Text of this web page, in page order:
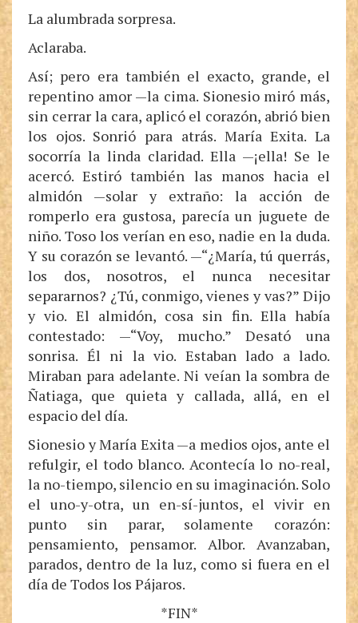
La alumbrada sorpresa.
Aclaraba.
Así; pero era también el exacto, grande, el
repentino amor —la cima. Sionesio miró más,
sin cerrar la cara, aplicó el corazón, abrió bien
los ojos. Sonrió para atrás. María Exita. La
socorría la linda claridad. Ella —¡ella! Se le
acercó. Estiró también las manos hacia el
almidón —solar y extraño: la acción de
romperlo era gustosa, parecía un juguete de
niño. Toso los verían en eso, nadie en la duda.
Y su corazón se levantó. —“¿María, tú querrás,
los dos, nosotros, el nunca necesitar
separarnos? ¿Tú, conmigo, vienes y vas?” Dijo
y vio. El almidón, cosa sin fin. Ella había
contestado: —“Voy, mucho.” Desató una
sonrisa. Él ni la vio. Estaban lado a lado.
Miraban para adelante. Ni veían la sombra de
Ñatiaga, que quieta y callada, allá, en el
espacio del día.
Sionesio y María Exita —a medios ojos, ante el
refulgir, el todo blanco. Acontecía lo no-real,
la no-tiempo, silencio en su imaginación. Solo
el uno-y-otra, un en-sí-juntos, el vivir en
punto sin parar, solamente corazón:
pensamiento, pensamor. Albor. Avanzaban,
parados, dentro de la luz, como si fuera en el
día de Todos los Pájaros.
*FIN*